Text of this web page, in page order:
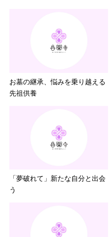
お墓の継承、悩みを乗り越える
先祖供養
「夢破れて」新たな自分と出会
う